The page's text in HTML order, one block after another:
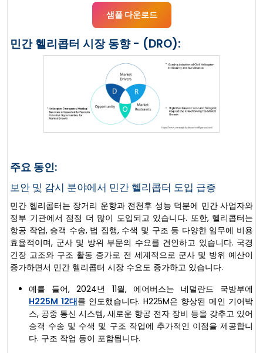
샘플 다운로드
민간 헬리콥터 시장 동향 - (DRO):
주요 동인:
보안 및 감시 분야에서 민간 헬리콥터 도입 급증
민간 헬리콥터는 장거리 운항과 전천후 성능 덕분에 민간 사업자와
정부 기관에서 점점 더 많이 도입되고 있습니다. 또한, 헬리콥터는
항공 작업, 승객 수송, 법 집행, 수색 및 구조 등 다양한 임무에 비용
효율적이며, 군사 및 방위 부문의 수요를 견인하고 있습니다. 국경
긴장 고조와 구조 활동 증가로 전 세계적으로 군사 및 방위 예산이
증가하면서 민간 헬리콥터 시장 수요도 증가하고 있습니다.
예를 들어, 2024년 11월, 에어버스는 네덜란드 국방부에
H225M 12대를 인도했습니다. H225M은 향상된 메인 기어박
스, 공중 통신 시스템, 새로운 항공 전자 장비 등을 갖추고 있어
승객 수송 및 수색 및 구조 작업에 추가적인 이점을 제공합니
다. 구조 작업 등이 포함됩니다.